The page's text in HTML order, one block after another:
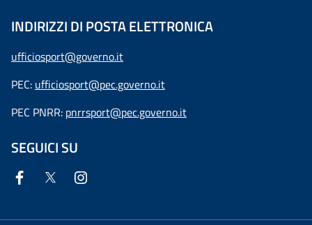
INDIRIZZI DI POSTA ELETTRONICA
ufficiosport@governo.it
PEC: ufficiosport@pec.governo.it
PEC PNRR: pnrrsport@pec.governo.it
SEGUICI SU